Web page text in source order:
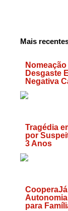
Mais
Desgaste
Negativa
Tragédia
por
3 Anos
para